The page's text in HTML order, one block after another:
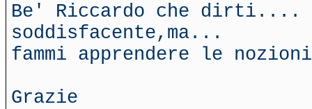
Be' Riccardo che dirti....
soddisfacente,ma...
fammi apprendere le
Grazie